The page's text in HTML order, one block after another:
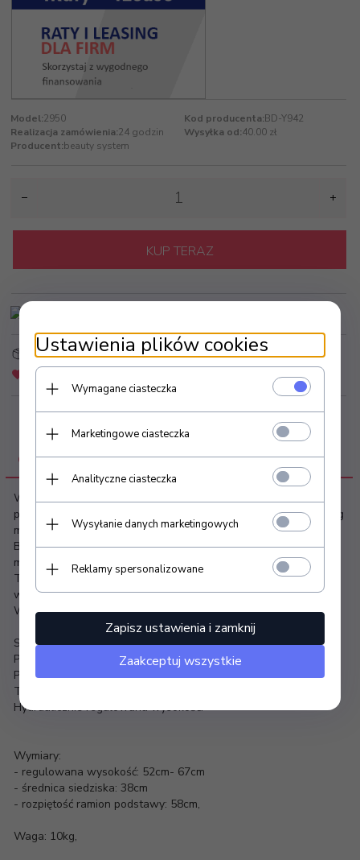
OPIS PRODUKTU
Wygoda podczas wykonywania zabiegów oraz właściwa
pozycja to niezwykle istotny czynnik determinujący poziom usług
medycznych oraz komfort pracy.
Beauty System proponuje wyposażenie do gabinetów
medycznych spełniające najwyższe standardy ergonomii.
Taboret medyczny BD-Y912 jest bardzo funkcjonalny i spełnia
wyżej wymienione kryteria.
Wysoka jakość materiałów to dodatkowy atut modelu.
Sprawdź szczegóły:
Podstawa wyposażona w 5 podgumowanych kółek.
Poduszka wykonana z wysokiej jakości elastycznej pianki.
Tapicerka bezszwowa TECHNOGEL.
Hydraulicznie regulowana wysokość.
Wymiary:
- regulowana wysokość: 52cm- 67cm
- średnica siedziska: 38cm
- rozpiętość ramion podstawy: 58cm,
Waga: 10kg,
Model:2950 Kod producenta:BD-Y942
Realizacja zamówienia:24 godzin Wysyłka od:40.00 zł
Producent:beauty system
KUP TERAZ
Strefa Klienta
Złóż zapytanie ofertowe
Dodaj do schowka
Zapytaj o produkt
Ustawienia plików cookies
Wymagane ciasteczka
Marketingowe ciasteczka
Analityczne ciasteczka
Wysyłanie danych marketingowych
Reklamy spersonalizowane
Zapisz ustawienia i zamknij
Zaakceptuj wszystkie